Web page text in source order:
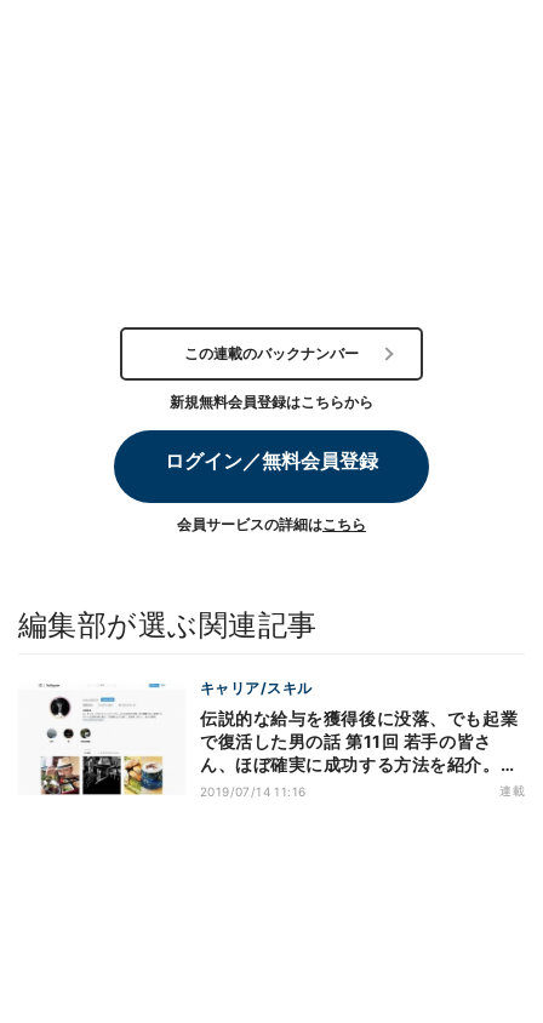
この連載のバックナンバー
新規無料会員登録はこちらから
ログイン／無料会員登録
会員サービスの詳細はこちら
編集部が選ぶ関連記事
キャリア/スキル
伝説的な給与を獲得後に没落、でも起業
で復活した男の話 第11回 若手の皆さ
ん、ほぼ確実に成功する方法を紹介。5
年間やってごらん
2019/07/14 11:16 連載